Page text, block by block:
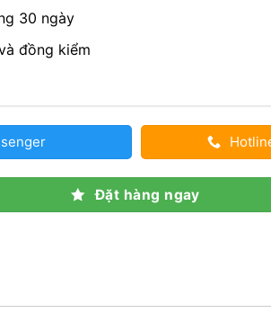
30 ngày
đồng kiểm
Đặt hàng ngay